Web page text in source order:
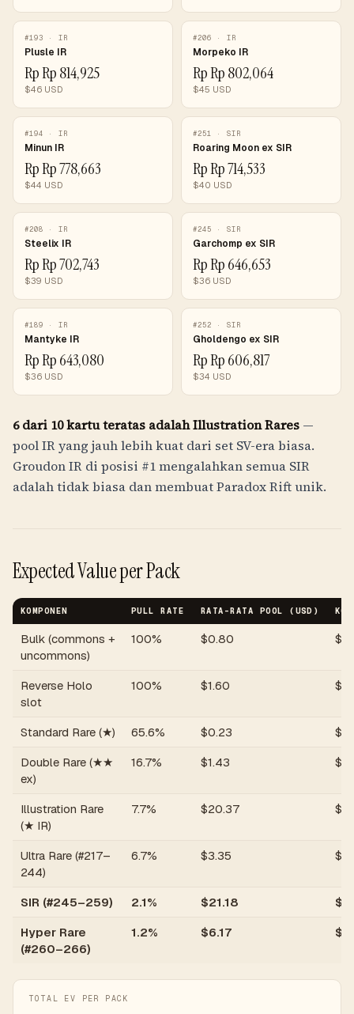
#193 · IR
Plusle IR
RpRp 814,925
$46 USD
#206 · IR
Morpeko IR
RpRp 802,064
$45 USD
#194 · IR
Minun IR
RpRp 778,663
$44 USD
#251 · SIR
Roaring Moon ex SIR
RpRp 714,533
$40 USD
#208 · IR
Steelix IR
RpRp 702,743
$39 USD
#245 · SIR
Garchomp ex SIR
RpRp 646,653
$36 USD
#189 · IR
Mantyke IR
RpRp 643,080
$36 USD
#252 · SIR
Gholdengo ex SIR
RpRp 606,817
$34 USD
6 dari 10 kartu teratas adalah Illustration Rares —
pool IR yang jauh lebih kuat dari set SV-era biasa.
Groudon IR di posisi #1 mengalahkan semua SIR
adalah tidak biasa dan membuat Paradox Rift unik.
Expected Value per Pack
KOMPONEN PULL RATE RATA-RATA POOL (USD)
Bulk (commons +
uncommons)
100% $0.80 $
Reverse Holo
slot
100% $1.60 $
Standard Rare (★) 65.6% $0.23 $
Double Rare (★★
ex)
16.7% $1.43 $
Illustration Rare
(★ IR)
7.7% $20.37 $
Ultra Rare (#217–
244)
6.7% $3.35 $
SIR (#245–259) 2.1% $21.18 $
Hyper Rare
(#260–266)
1.2% $6.17 $
TOTAL EV PER PACK